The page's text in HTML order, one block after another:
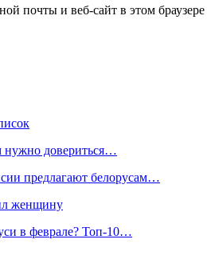
почты и веб-сайт в этом
нужно довериться…
предлагают белорусам…
женщину
в феврале? Топ-10…